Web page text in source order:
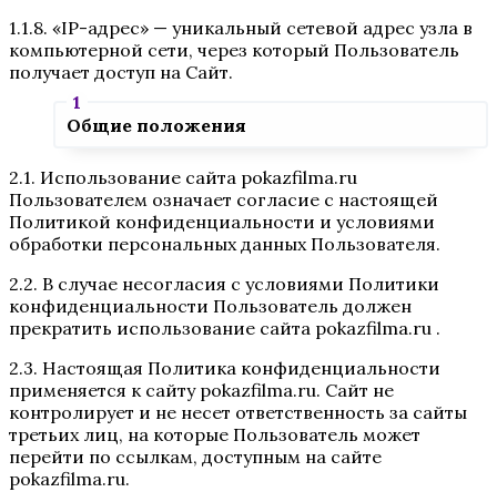
1.1.8. «IP-адрес» — уникальный сетевой адрес узла в
компьютерной сети, через который Пользователь
получает доступ на Сайт.
Общие положения
2.1. Использование сайта pokazfilma.ru
Пользователем означает согласие с настоящей
Политикой конфиденциальности и условиями
обработки персональных данных Пользователя.
2.2. В случае несогласия с условиями Политики
конфиденциальности Пользователь должен
прекратить использование сайта pokazfilma.ru .
2.3. Настоящая Политика конфиденциальности
применяется к сайту pokazfilma.ru. Сайт не
контролирует и не несет ответственность за сайты
третьих лиц, на которые Пользователь может
перейти по ссылкам, доступным на сайте
pokazfilma.ru.